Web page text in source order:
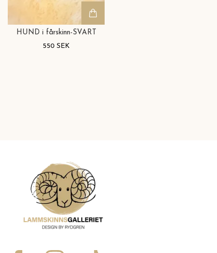
HUND i fårskinn-SVART
550 SEK